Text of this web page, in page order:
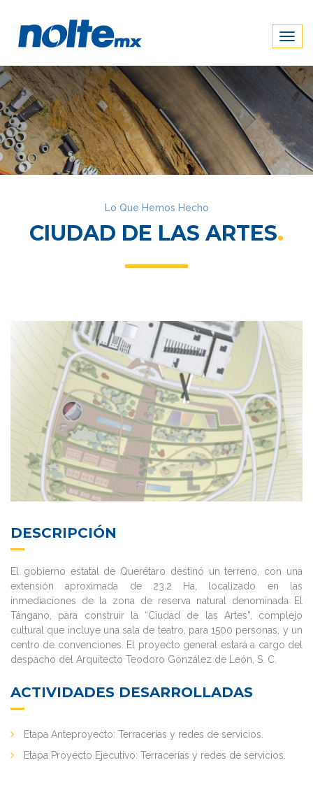
Lo Que Hemos Hecho
CIUDAD DE LAS ARTES
DESCRIPCIÓN
El gobierno estatal de Querétaro destinó un terreno, con una
extensión aproximada de 23.2 Ha, localizado en las
inmediaciones de la zona de reserva natural denominada El
Tángano, para construir la “Ciudad de las Artes”, complejo
cultural que incluye una sala de teatro, para 1500 personas, y un
centro de convenciones. El proyecto general estará a cargo del
despacho del Arquitecto Teodoro González de León, S. C.
ACTIVIDADES DESARROLLADAS
Etapa Anteproyecto: Terracerías y redes de servicios.
Etapa Proyecto Ejecutivo: Terracerías y redes de servicios.